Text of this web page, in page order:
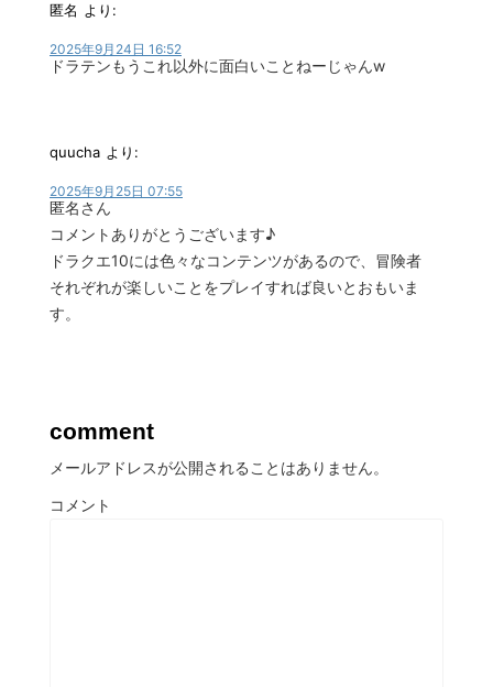
匿名 より:
2025年9月24日 16:52
ドラテンもうこれ以外に面白いことねーじゃんw
quucha より:
2025年9月25日 07:55
匿名さん
コメントありがとうございます♪
ドラクエ10には色々なコンテンツがあるので、冒険者
それぞれが楽しいことをプレイすれば良いとおもいま
す。
comment
メールアドレスが公開されることはありません。
コメント